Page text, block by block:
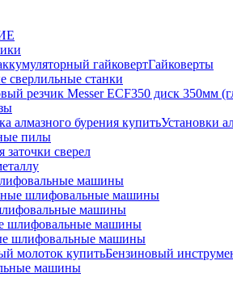
Гайковерты
сверлильные станки
Установки
пилы
заточки сверел
машины
шлифовальные машины
машины
шлифовальные машины
шлифовальные машины
Бензиновый
машины